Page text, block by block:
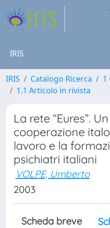
IRIS
IRIS Catalogo Ricerca
1
1.1 Articolo in rivista
La rete “Eures”.
cooperazione
lavoro e la
psichiatri italiani
VOLPE, Umberto
2003
Scheda breve